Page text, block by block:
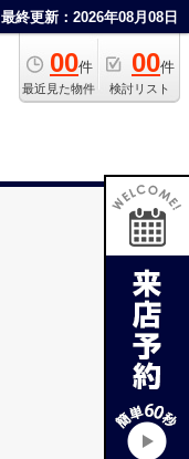
最終更新：2026年08月08日
00件
最近見た物件
00件
検討リスト